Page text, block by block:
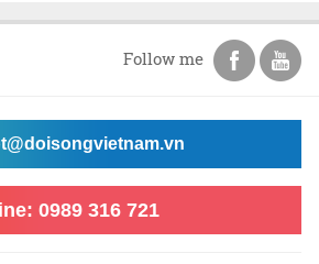
Follow me
0989 316 721